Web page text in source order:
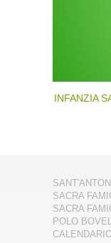
INFANZIA
SACRA
SACRA
POLO